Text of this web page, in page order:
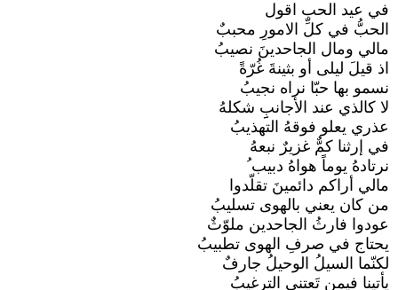
في عيد الحب اقول
الحبُّ في كلِّ الامورِ محببٌ
مالي ومال الجاحدينَ نصيبُ
اذ قيلَ ليلى أو بثينةَ غُرّةً
نسمو بها حبّا نراه نجيبُ
لا كالذي عند الأجانبِِ شكلهُ
عذري يعلو فوقهُ التهذيبُ
في إرثنا كمٌّ غزيرٌ نبعهُ
نرتادهُ يوماً هواهُ دبيب ُ
مالي أراكم دائمينَ تقلّدوا
من كان يعني بالهوى تسليبُ
عودوا فارثُ الجاحدين ملوّثٌ
يحتاج في صرفِ الهوى تطبيبُ
لكنّما السيلُ الوحيلُ جارفٌ
يأتينا فيمن تَعتني الترغيبُ